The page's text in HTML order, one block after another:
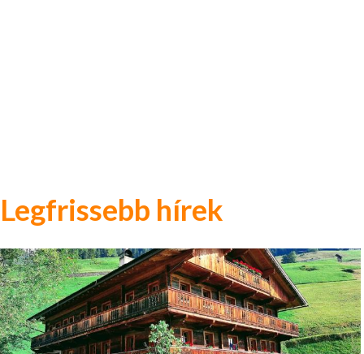
Legfrissebb hírek